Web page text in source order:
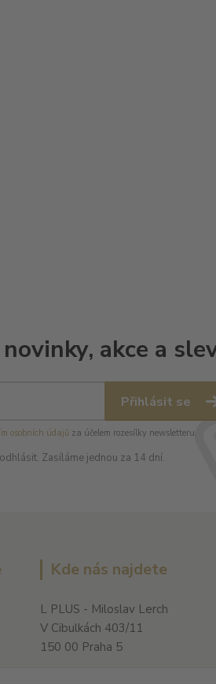
akce a
Přihlásit se
osobních údajů za účelem rozesílky newsletteru.
Zasíláme jednou za 14 dní.
Kde nás najdete
L PLUS - Miloslav Lerch
V Cibulkách 403/11
150 00 Praha 5